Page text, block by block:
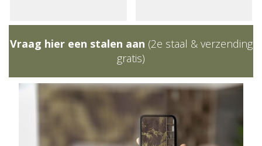
Vraag hier een stalen aan (2e staal & verzending
gratis)